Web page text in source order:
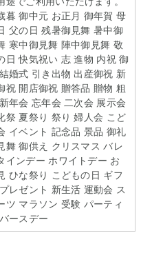
暮 御中元 お正月 御年賀 母
父の日 残暑御見舞 暑中御
寒中御見舞 陣中御見舞 敬
日 快気祝い 志 進物 内祝 御
婚式 引き出物 出産御祝 新
祝 開店御祝 贈答品 贈物 粗
年会 忘年会 二次会 展示会
祭 夏祭り 祭り 婦人会 こど
イベント 記念品 景品 御礼
舞 御供え クリスマス バレ
インデー ホワイトデー お
ひな祭り こどもの日 ギフ
プレゼント 新生活 運動会 ス
ツ マラソン 受験 パーティ
ースデー